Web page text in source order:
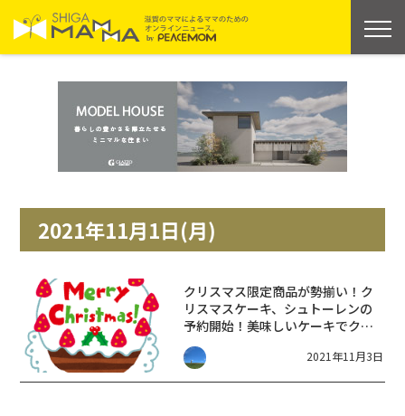
2021年11月1日(月)
クリスマス限定商品が勢揃い！ク
リスマスケーキ、シュトーレンの
予約開始！美味しいケーキでクリ
スマスを楽しもう【ピエリ守山】
2021年11月3日